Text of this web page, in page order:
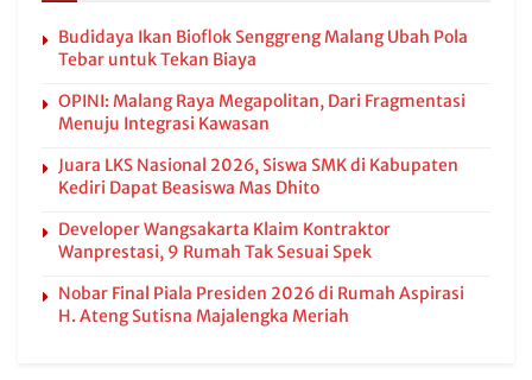
Budidaya Ikan Bioflok Senggreng Malang Ubah Pola
Tebar untuk Tekan Biaya
OPINI: Malang Raya Megapolitan, Dari Fragmentasi
Menuju Integrasi Kawasan
Juara LKS Nasional 2026, Siswa SMK di Kabupaten
Kediri Dapat Beasiswa Mas Dhito
Developer Wangsakarta Klaim Kontraktor
Wanprestasi, 9 Rumah Tak Sesuai Spek
Nobar Final Piala Presiden 2026 di Rumah Aspirasi
H. Ateng Sutisna Majalengka Meriah